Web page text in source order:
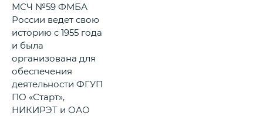
МСЧ №59 ФМБА
России ведет свою
историю с 1955 года
и была
организована для
обеспечения
деятельности ФГУП
ПО «Старт»,
НИКИРЭТ и ОАО